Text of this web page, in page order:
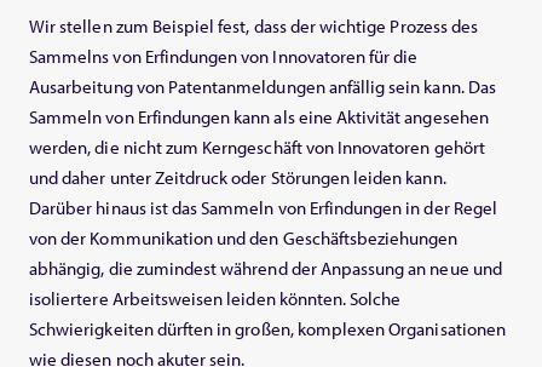
Wir stellen zum Beispiel fest, dass der wichtige Prozess des
Sammelns von Erfindungen von Innovatoren für die
Ausarbeitung von Patentanmeldungen anfällig sein kann. Das
Sammeln von Erfindungen kann als eine Aktivität angesehen
werden, die nicht zum Kerngeschäft von Innovatoren gehört
und daher unter Zeitdruck oder Störungen leiden kann.
Darüber hinaus ist das Sammeln von Erfindungen in der Regel
von der Kommunikation und den Geschäftsbeziehungen
abhängig, die zumindest während der Anpassung an neue und
isoliertere Arbeitsweisen leiden könnten. Solche
Schwierigkeiten dürften in großen, komplexen Organisationen
wie diesen noch akuter sein.